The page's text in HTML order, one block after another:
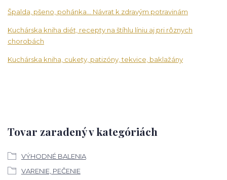
Špalda, pšeno, pohánka... Návrat k zdravým potravinám
Kuchárska kniha diét, recepty na štíhlu líniu aj pri rôznych
chorobách
Kuchárska kniha, cukety, patizóny, tekvice, baklažány
Tovar zaradený v kategóriách
VÝHODNÉ BALENIA
VARENIE, PEČENIE